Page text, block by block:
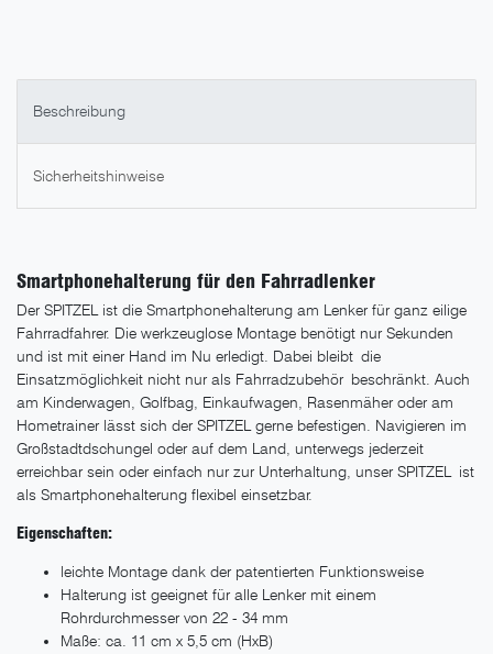
Beschreibung
Sicherheitshinweise
Smartphonehalterung für den Fahrradlenker
Der SPITZEL ist die Smartphonehalterung am Lenker für ganz eilige
Fahrradfahrer. Die werkzeuglose Montage benötigt nur Sekunden
und ist mit einer Hand im Nu erledigt. Dabei bleibt die
Einsatzmöglichkeit nicht nur als Fahrradzubehör beschränkt. Auch
am Kinderwagen, Golfbag, Einkaufwagen, Rasenmäher oder am
Hometrainer lässt sich der SPITZEL gerne befestigen. Navigieren im
Großstadtdschungel oder auf dem Land, unterwegs jederzeit
erreichbar sein oder einfach nur zur Unterhaltung, unser SPITZEL ist
als Smartphonehalterung flexibel einsetzbar.
Eigenschaften:
leichte Montage dank der patentierten Funktionsweise
Halterung ist geeignet für alle Lenker mit einem
Rohrdurchmesser von 22 - 34 mm
Maße: ca. 11 cm x 5,5 cm (HxB)